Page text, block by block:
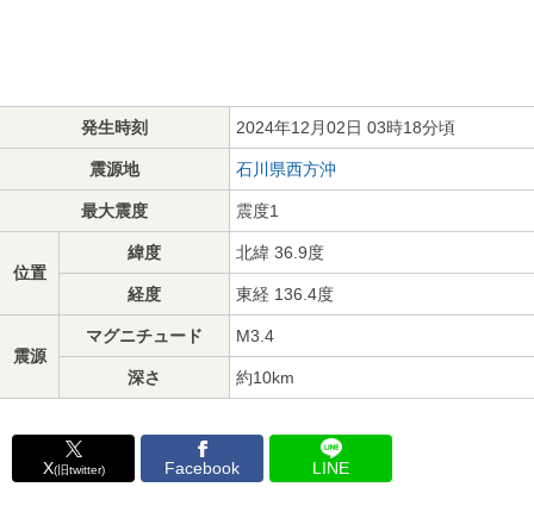
発生時刻 2024年12月02日 03時18分頃
震源地 石川県西方沖
最大震度 震度1
位置
緯度 北緯 36.9度
経度 東経 136.4度
震源
マグニチュード M3.4
深さ 約10km
X(旧twitter) Facebook LINE